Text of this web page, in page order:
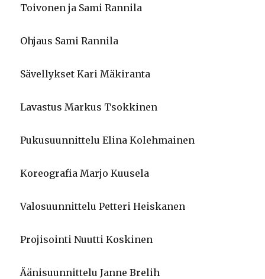
Toivonen ja Sami Rannila
Ohjaus Sami Rannila
Sävellykset Kari Mäkiranta
Lavastus Markus Tsokkinen
Pukusuunnittelu Elina Kolehmainen
Koreografia Marjo Kuusela
Valosuunnittelu Petteri Heiskanen
Projisointi Nuutti Koskinen
Äänisuunnittelu Janne Brelih